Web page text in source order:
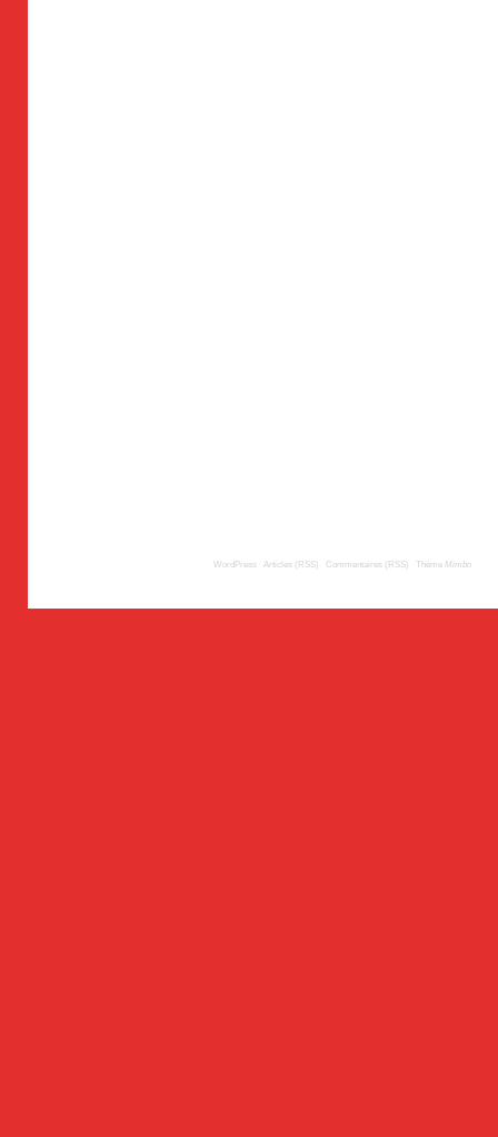
WordPress Articles (RSS) Commentaires (RSS) Thème Mimbo